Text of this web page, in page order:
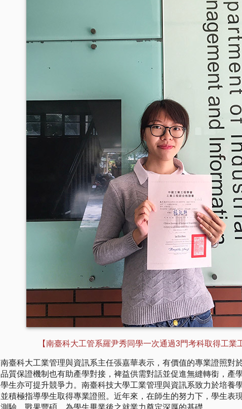
【南臺科大工管系羅尹秀同學一次通過3門考科取得工業
南臺科大工業管理與資訊系主任張嘉華表示，有價值的專業證照對
品質保證機制也有助產學對接，裨益供需對話並促進無縫轉銜，產
學生亦可提升競爭力。南臺科技大學工業管理與資訊系致力於培養
並積極指導學生取得專業證照。近年來，在師生的努力下，學生表